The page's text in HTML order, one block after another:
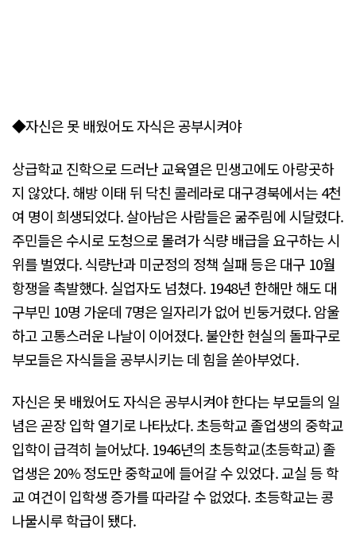
◆자신은 못 배웠어도 자식은 공부시켜야
상급학교 진학으로 드러난 교육열은 민생고에도 아랑곳하
지 않았다. 해방 이태 뒤 닥친 콜레라로 대구경북에서는 4천
여 명이 희생되었다. 살아남은 사람들은 굶주림에 시달렸다.
주민들은 수시로 도청으로 몰려가 식량 배급을 요구하는 시
위를 벌였다. 식량난과 미군정의 정책 실패 등은 대구 10월
항쟁을 촉발했다. 실업자도 넘쳤다. 1948년 한해만 해도 대
구부민 10명 가운데 7명은 일자리가 없어 빈둥거렸다. 암울
하고 고통스러운 나날이 이어졌다. 불안한 현실의 돌파구로
부모들은 자식들을 공부시키는 데 힘을 쏟아부었다.
자신은 못 배웠어도 자식은 공부시켜야 한다는 부모들의 일
념은 곧장 입학 열기로 나타났다. 초등학교 졸업생의 중학교
입학이 급격히 늘어났다. 1946년의 초등학교(초등학교) 졸
업생은 20% 정도만 중학교에 들어갈 수 있었다. 교실 등 학
교 여건이 입학생 증가를 따라갈 수 없었다. 초등학교는 콩
나물시루 학급이 됐다.